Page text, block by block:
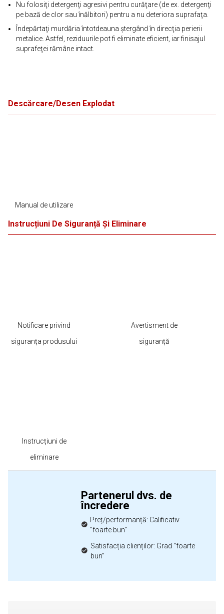
Nu folosiţi detergenţi agresivi pentru curăţare (de ex. detergenţi
pe bază de clor sau înălbitori) pentru a nu deteriora suprafaţa.
Îndepărtaţi murdăria întotdeauna ştergând în direcţia perierii
metalice. Astfel, reziduurile pot fi eliminate eficient, iar finisajul
suprafeţei rămâne intact.
Descărcare/Desen Explodat
Manual de utilizare
Instrucțiuni De Siguranță Și Eliminare
Notificare privind
siguranța produsului
Avertisment de
siguranță
Instrucțiuni de
eliminare
Partenerul dvs. de
încredere
Preț/performanță: Calificativ
"foarte bun"
Satisfacția clienților: Grad "foarte
bun"